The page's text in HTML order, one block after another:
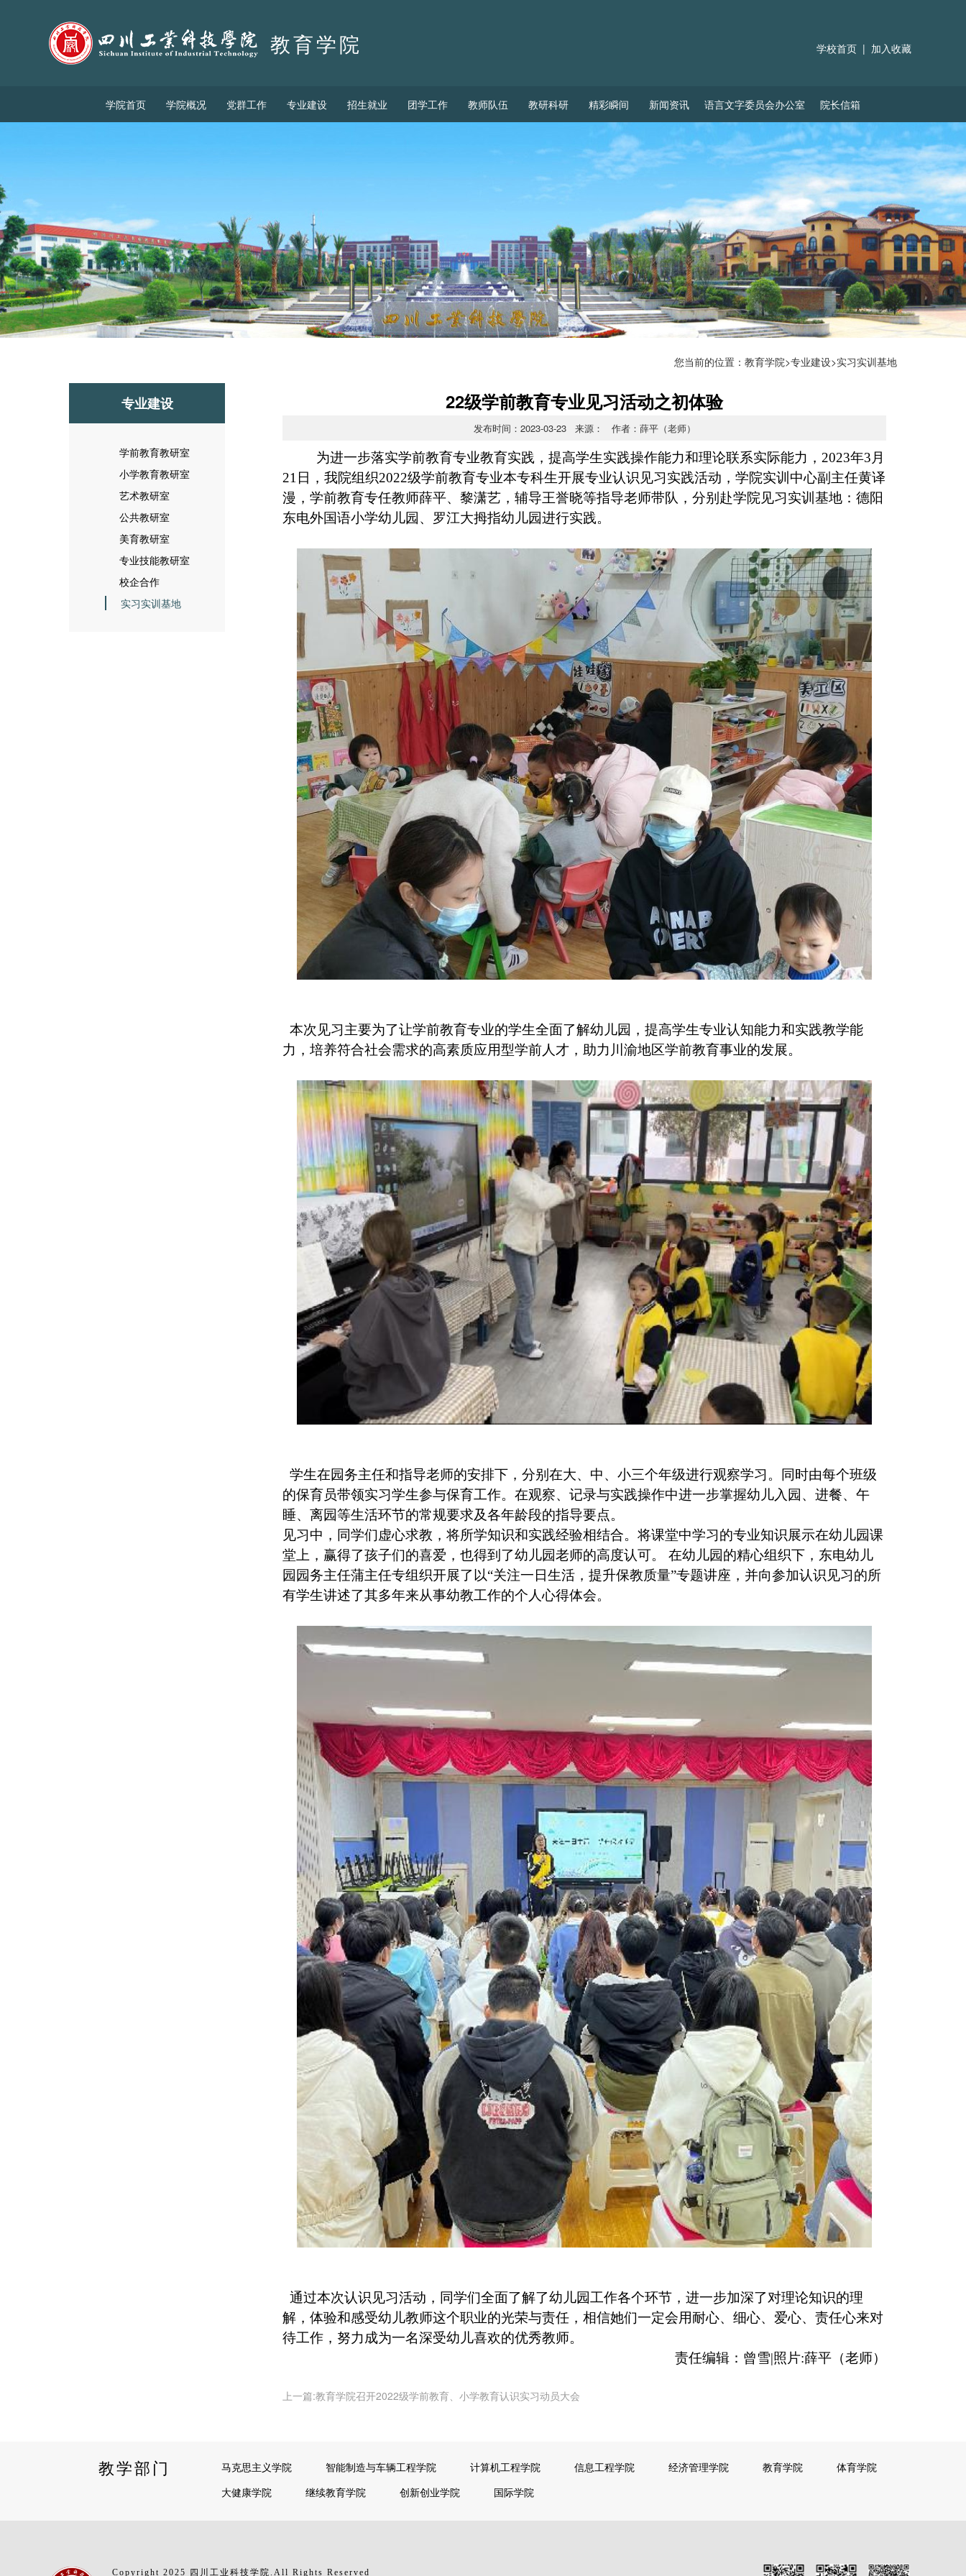
教育学院 学校首页 | 加入收藏
学院首页 学院概况 党群工作 专业建设 招生就业 团学工作 教师队伍 教研科研 精彩瞬间 新闻资讯 语言文字委员会办公室 院长信箱
专业建设
学前教育教研室
小学教育教研室
艺术教研室
公共教研室
美育教研室
专业技能教研室
校企合作
实习实训基地
您当前的位置： 教育学院>专业建设>实习实训基地
22级学前教育专业见习活动之初体验
发布时间：2023-03-23 来源： 作者：薛平（老师）
为进一步落实学前教育专业教育实践，提高学生实践操作能力和理论联系实际能力，2023年3月
21日，我院组织2022级学前教育专业本专科生开展专业认识见习实践活动，学院实训中心副主任黄译
漫，学前教育专任教师薛平、黎潇艺，辅导王誉晓等指导老师带队，分别赴学院见习实训基地：德阳
东电外国语小学幼儿园、罗江大拇指幼儿园进行实践。
本次见习主要为了让学前教育专业的学生全面了解幼儿园，提高学生专业认知能力和实践教学能
力，培养符合社会需求的高素质应用型学前人才，助力川渝地区学前教育事业的发展。
学生在园务主任和指导老师的安排下，分别在大、中、小三个年级进行观察学习。同时由每个班级
的保育员带领实习学生参与保育工作。在观察、记录与实践操作中进一步掌握幼儿入园、进餐、午
睡、离园等生活环节的常规要求及各年龄段的指导要点。
见习中，同学们虚心求教，将所学知识和实践经验相结合。将课堂中学习的专业知识展示在幼儿园课
堂上，赢得了孩子们的喜爱，也得到了幼儿园老师的高度认可。 在幼儿园的精心组织下，东电幼儿
园园务主任蒲主任专组织开展了以“关注一日生活，提升保教质量”专题讲座，并向参加认识见习的所
有学生讲述了其多年来从事幼教工作的个人心得体会。
通过本次认识见习活动，同学们全面了解了幼儿园工作各个环节，进一步加深了对理论知识的理
解，体验和感受幼儿教师这个职业的光荣与责任，相信她们一定会用耐心、细心、爱心、责任心来对
待工作，努力成为一名深受幼儿喜欢的优秀教师。
责任编辑：曾雪|照片:薛平（老师）
上一篇:教育学院召开2022级学前教育、小学教育认识实习动员大会
教学部门 马克思主义学院 智能制造与车辆工程学院 计算机工程学院 信息工程学院 经济管理学院 教育学院
体育学院
大健康学院
继续教育学院 创新创业学院 国际学院
Copyright 2025 四川工业科技学院.All Rights Reserved